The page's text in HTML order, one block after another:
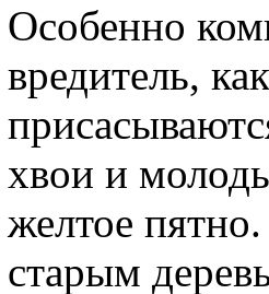
Особенно
вредитель,
хвои и
желтое
старым